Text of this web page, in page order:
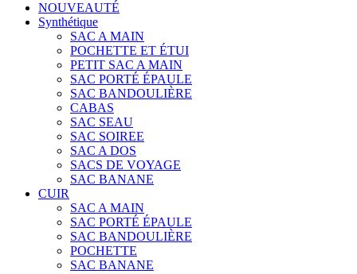
NOUVEAUTÉ
Synthétique
SAC A MAIN
POCHETTE ET ÉTUI
PETIT SAC A MAIN
SAC PORTÉ ÉPAULE
SAC BANDOULIÈRE
CABAS
SAC SEAU
SAC SOIREE
SAC A DOS
SACS DE VOYAGE
SAC BANANE
CUIR
SAC A MAIN
SAC PORTÉ ÉPAULE
SAC BANDOULIÈRE
POCHETTE
SAC BANANE